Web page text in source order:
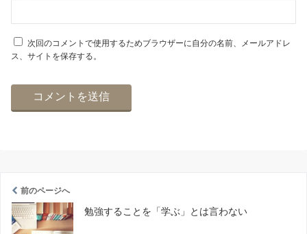
次回のコメントで使用するためブラウザーに自分の名前、メールアドレ
ス、サイトを保存する。
前のページへ
勉強することを「学ぶ」とは言わない